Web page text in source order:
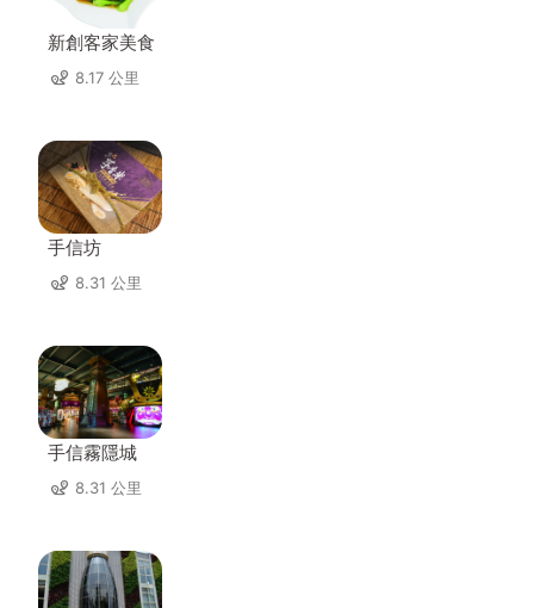
新創客家美食
8.17 公里
手信坊
8.31 公里
手信霧隱城
8.31 公里